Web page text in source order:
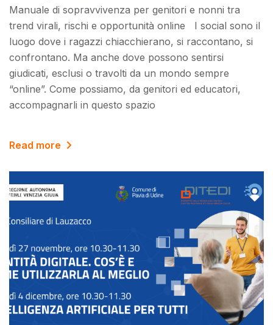
Manuale di sopravvivenza per genitori e nonni tra
trend virali, rischi e opportunità online I social sono il
luogo dove i ragazzi chiacchierano, si raccontano, si
confrontano. Ma anche dove possono sentirsi
giudicati, esclusi o travolti da un mondo sempre
“online”. Come possiamo, da genitori ed educatori,
accompagnarli in questo spazio
Read more